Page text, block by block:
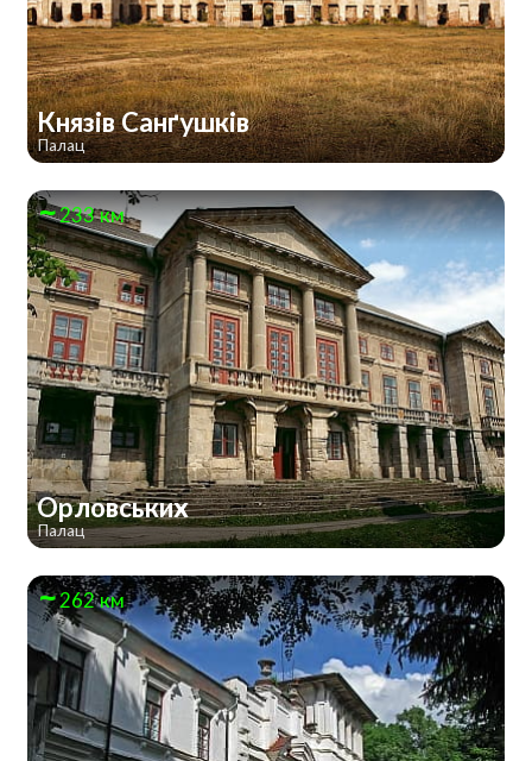
Князів Санґушків
Палац
233 км
Орловських
Палац
262 км